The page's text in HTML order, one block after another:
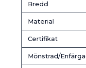
Bredd
Material
Certifikat
Mönstrad/